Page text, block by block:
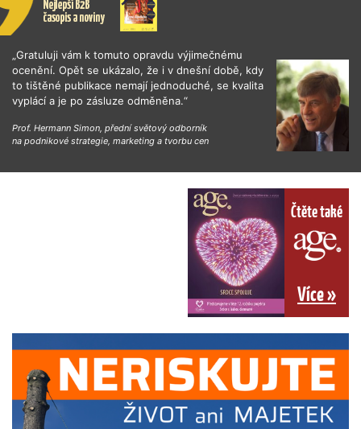
„Gratuluji vám k tomuto opravdu výjimečnému
ocenění. Opět se ukázalo, že i v dnešní době, kdy
to tištěné publikace nemají jednoduché, se kvalita
vyplácí a je po zásluze odměněna.“
Prof. Hermann Simon, přední světový odborník
na podnikové strategie, marketing a tvorbu cen
Čtěte také
Více »